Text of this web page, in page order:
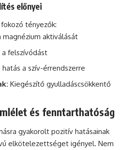
előnyei
tényezők:
magnézium aktiválását
a felszívódást
hatás a szív-érrendszerre
Kiegészítő gyulladáscsökkentő
és fenntarthatóság
gyakorolt pozitív hatásainak
elkötelezettséget igényel. Nem